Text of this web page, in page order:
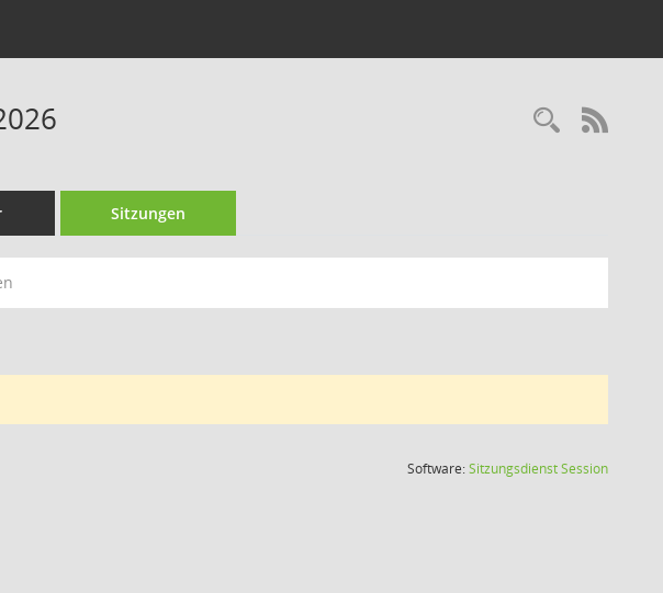
Sitzungen
Software:SitzungsdienstSession(Wird in